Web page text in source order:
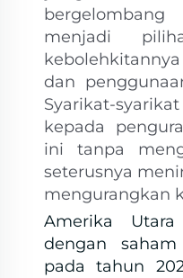
menjadi
dan
Syarikat-
kepada
ini tanpa
seterusnya
mengurangkan
Amerika
dengan
pada tahun